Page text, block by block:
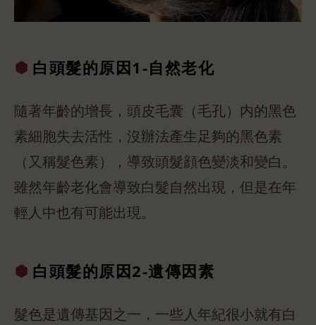
白頭髮的原因1-自然老化
隨著年齡的增長，頭皮毛囊（毛孔）内的黑色
素細胞失去活性，沒辦法產生足夠的黑色素
（又稱髮色素），導致頭髮顔色變淡和變白。
雖然年齡老化會導致白髮自然出現，但是在年
輕人中也有可能出現。
白頭髮的原因2-遺傳因素
髮色是遺傳基因之一，一些人年紀很小就有白